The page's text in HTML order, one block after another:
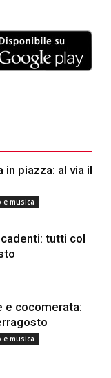
in piazza: al via il
e musica
tutti col
e cocomerata:
e musica